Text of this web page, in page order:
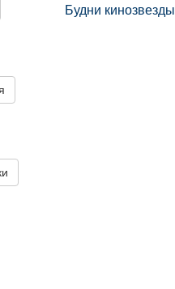
Будни кинозвезды